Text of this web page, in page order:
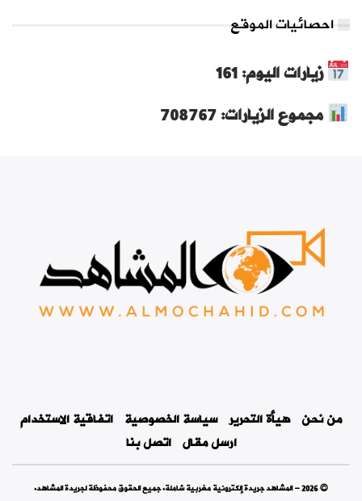
احصائيات الموقع
زيارات اليوم: 161
مجموع الزيارات: 708767
من نحن هيأة التحرير سياسة الخصوصية اتفاقية الاستخدام
ارسل مقال اتصل بنا
© 2026 - المشاهد جريدة إلكترونية مغربية شاملة. جميع الحقوق محفوظة لجريدة المشاهد.